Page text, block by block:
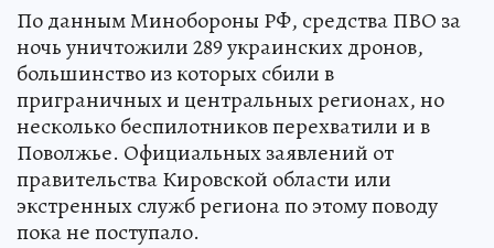
По данным Минобороны РФ, средства ПВО за
ночь уничтожили 289 украинских дронов,
большинство из которых сбили в
приграничных и центральных регионах, но
несколько беспилотников перехватили и в
Поволжье. Официальных заявлений от
правительства Кировской области или
экстренных служб региона по этому поводу
пока не поступало.